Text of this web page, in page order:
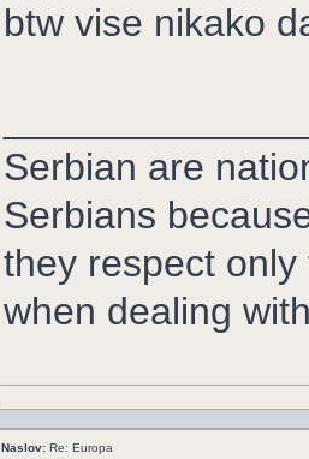
btw vise nikako
Serbian are
Serbians
they respect
when dealing
Naslov: Re: Europa